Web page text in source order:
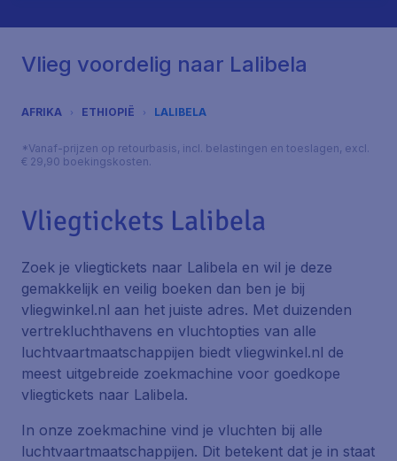
Vlieg voordelig naar Lalibela
AFRIKA ETHIOPIË LALIBELA
*Vanaf-prijzen op retourbasis, incl. belastingen en toeslagen, excl.
€ 29,90 boekingskosten.
Vliegtickets Lalibela
Zoek je vliegtickets naar Lalibela en wil je deze
gemakkelijk en veilig boeken dan ben je bij
vliegwinkel.nl aan het juiste adres. Met duizenden
vertrekluchthavens en vluchtopties van alle
luchtvaartmaatschappijen biedt vliegwinkel.nl de
meest uitgebreide zoekmachine voor goedkope
vliegtickets naar Lalibela.
In onze zoekmachine vind je vluchten bij alle
luchtvaartmaatschappijen. Dit betekent dat je in staat